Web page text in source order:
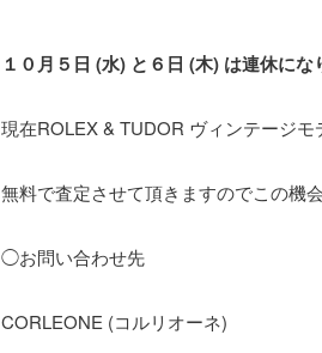
１０月５日 (水) と６日 (木) は連休に
現在ROLEX & TUDOR ヴィンテージモ
無料で査定させて頂きますのでこの機
◯お問い合わせ先
CORLEONE (コルリオーネ)